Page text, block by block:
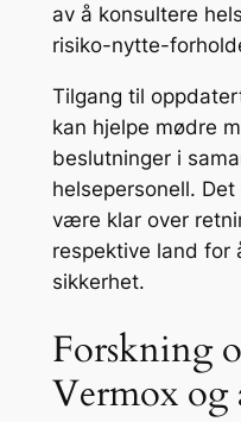
av å konsultere
risiko-nytte-
Tilgang til
kan hjelpe mødre
beslutninger i
helsepersonell.
være klar over
respektive land for
sikkerhet.
Forskning
Vermox og